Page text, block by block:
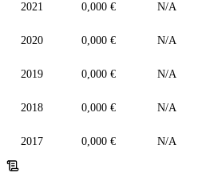
2021 0,000 € N/A
2020 0,000 € N/A
2019 0,000 € N/A
2018 0,000 € N/A
2017 0,000 € N/A